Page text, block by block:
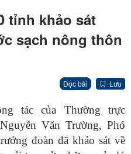
tỉnh khảo sát
sạch nông thôn
Đọc bài Lưu
tác của Thường trực
Văn Trường, Phó
đoàn đã khảo sát về